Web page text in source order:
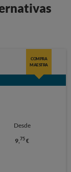
COMPRA
MAESTRA
Desde
9, 75 €